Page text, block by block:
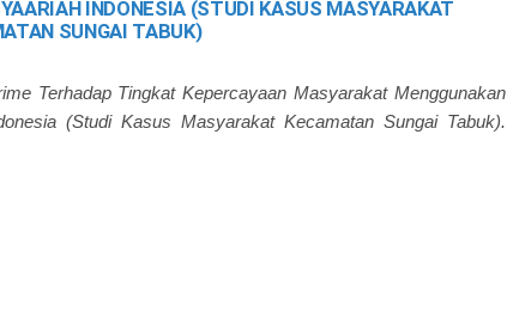
INDONESIA (STUDI KASUS MASYARAKAT
SUNGAI TABUK)
Terhadap Tingkat Kepercayaan Masyarakat Menggunakan
(Studi Kasus Masyarakat Kecamatan Sungai Tabuk).